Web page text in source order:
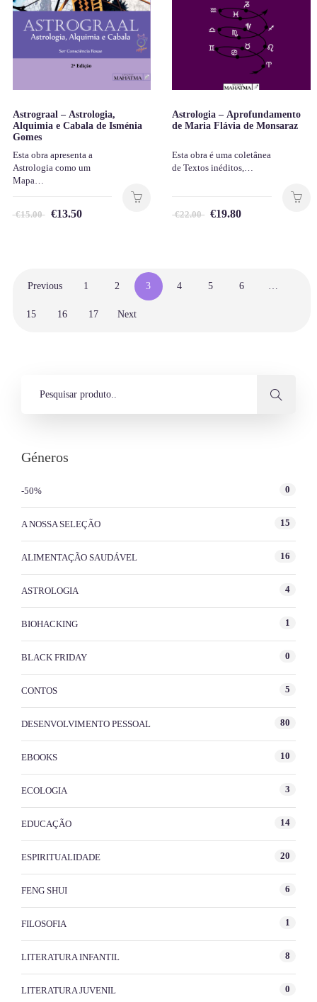
Astrograal – Astrologia,
Alquimia e Cabala de Isménia
Gomes
Esta obra apresenta a
Astrologia como um
Mapa…
€15.00 €13.50
Astrologia – Aprofundamento
de Maria Flávia de Monsaraz
Esta obra é uma coletânea
de Textos inéditos,…
€22.00 €19.80
Previous 1 2 3 4 5 6 …
15 16 17 Next
Géneros
-50% 0
A NOSSA SELEÇÃO 15
ALIMENTAÇÃO SAUDÁVEL 16
ASTROLOGIA 4
BIOHACKING 1
BLACK FRIDAY 0
CONTOS 5
DESENVOLVIMENTO PESSOAL 80
EBOOKS 10
ECOLOGIA 3
EDUCAÇÃO 14
ESPIRITUALIDADE 20
FENG SHUI 6
FILOSOFIA 1
LITERATURA INFANTIL 8
LITERATURA JUVENIL 0